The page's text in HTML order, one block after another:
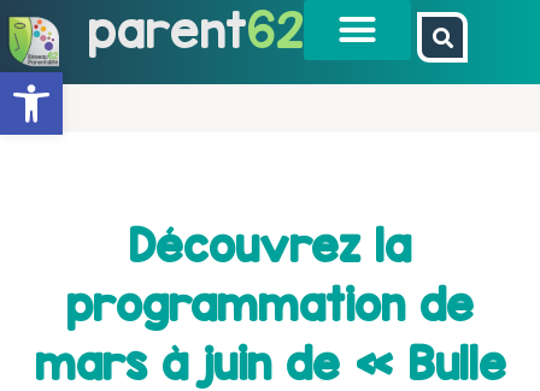
Ouvrir la barre d’outils
parent62
Découvrez la
programmation de
mars à juin de « Bulle